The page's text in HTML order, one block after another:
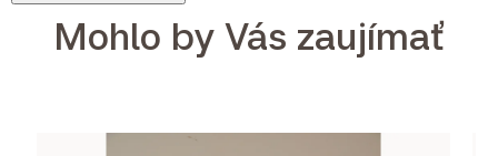
Mohlo by Vás zaujímať